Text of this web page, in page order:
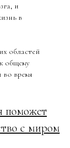
и
в
областей
общему
во время
поможет
с миром